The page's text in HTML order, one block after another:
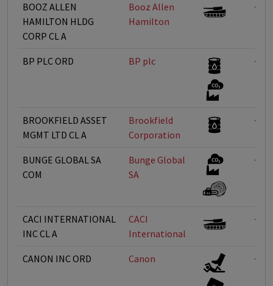
BOOZ ALLEN
HAMILTON HLDG
CORP CL A
Booz Allen
Hamilton
<1%
BP PLC ORD BP plc <1%
BROOKFIELD ASSET
MGMT LTD CL A
Brookfield
Corporation
<1%
BUNGE GLOBAL SA
COM
Bunge Global
SA
<1%
CACI INTERNATIONAL
INC CL A
CACI
International
<1%
CANON INC ORD Canon <1%